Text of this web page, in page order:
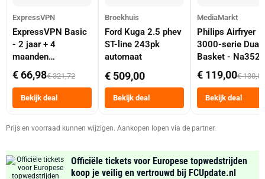
ExpressVPN
ExpressVPN Basic
- 2 jaar + 4
maanden
abonnement
€ 66,98€ 321,72
Bekijk deal
Broekhuis
Ford Kuga 2.5 phev
ST-line 243pk
automaat
€ 509,00
Bekijk deal
MediaMarkt
Philips Airfryer
3000-serie Dual
Basket -
Dubbele Mand 9
Tot 6 Personen
Heteluchtfriteuse
Zwart
€ 119,00€ 130,00
Bekijk deal
Prijs en voorraad kunnen wijzigen. Aankopen lopen via de partner.
Officiële tickets voor Europese topwedstrijden
koop je veilig en vertrouwd bij FCUpdate.nl